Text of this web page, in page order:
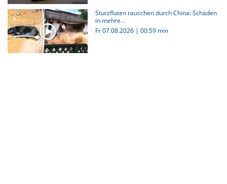
Sturzfluten rauschen durch China: Schäden
in mehre...
Fr 07.08.2026 | 00:59 min